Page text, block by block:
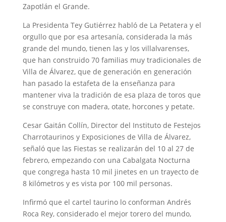
Zapotlán el Grande.
La Presidenta Tey Gutiérrez habló de La Petatera y el
orgullo que por esa artesanía, considerada la más
grande del mundo, tienen las y los villalvarenses,
que han construido 70 familias muy tradicionales de
Villa de Álvarez, que de generación en generación
han pasado la estafeta de la enseñanza para
mantener viva la tradición de esa plaza de toros que
se construye con madera, otate, horcones y petate.
Cesar Gaitán Collín, Director del Instituto de Festejos
Charrotaurinos y Exposiciones de Villa de Álvarez,
señaló que las Fiestas se realizarán del 10 al 27 de
febrero, empezando con una Cabalgata Nocturna
que congrega hasta 10 mil jinetes en un trayecto de
8 kilómetros y es vista por 100 mil personas.
Infirmó que el cartel taurino lo conforman Andrés
Roca Rey, considerado el mejor torero del mundo,